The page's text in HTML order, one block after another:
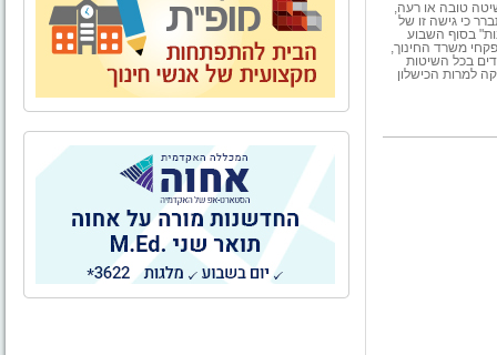
טובה או רעה,
כי גישה זו של
בסוף השבוע
משרד החינוך,
בכל השיטות
למרות הכישלון